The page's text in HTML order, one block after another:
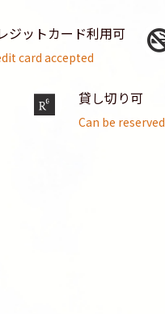
ジットカード利用可
card accepted
貸し切り可
Can be reserved